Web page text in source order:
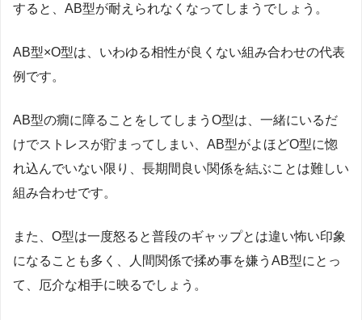
すると、 AB型が耐えられなくなってしまうでしょう。
AB型×O型は、いわゆる相性が良くない組み合わせの代表
例です。
AB型の癇に障ることをしてしまう O型は、一緒にいるだ
けでストレスが貯まってしまい、 AB型がよほどO型に惚
れ込んでいない限り、長期間良い関係を結ぶことは難しい
組み合わせです。
また、 O型は一度怒ると普段のギャップとは違い怖い印象
になることも多く、人間関係で揉め事を嫌う AB型にとっ
て、厄介な相手に映るでしょう。